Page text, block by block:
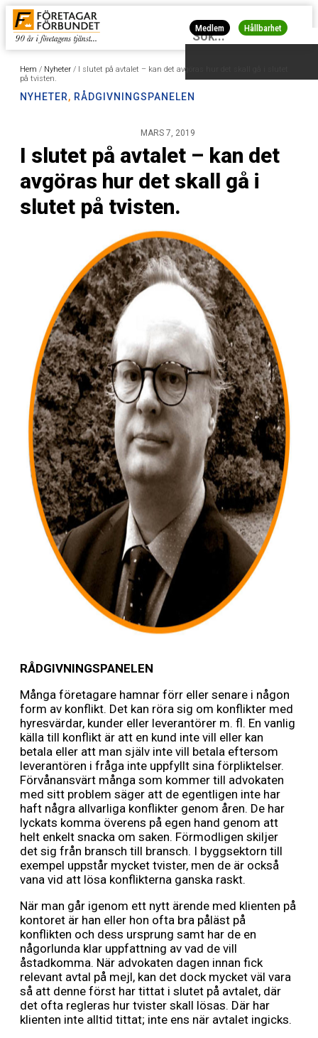
Medlem Hållbarhet
Hem / Nyheter /
I slutet på avtalet – kan det avgöras hur det skall gå i slutet
på tvisten.
NYHETER, RÅDGIVNINGSPANELEN
MARS 7, 2019
I slutet på avtalet – kan det
avgöras hur det skall gå i
slutet på tvisten.
RÅDGIVNINGSPANELEN
Många företagare hamnar förr eller senare i någon
form av konflikt. Det kan röra sig om konflikter med
hyresvärdar, kunder eller leverantörer m. fl. En vanlig
källa till konflikt är att en kund inte vill eller kan
betala eller att man själv inte vill betala eftersom
leverantören i fråga inte uppfyllt sina förpliktelser.
Förvånansvärt många som kommer till advokaten
med sitt problem säger att de egentligen inte har
haft några allvarliga konflikter genom åren. De har
lyckats komma överens på egen hand genom att
helt enkelt snacka om saken. Förmodligen skiljer
det sig från bransch till bransch. I byggsektorn till
exempel uppstår mycket tvister, men de är också
vana vid att lösa konflikterna ganska raskt.
När man går igenom ett nytt ärende med klienten på
kontoret är han eller hon ofta bra påläst på
konflikten och dess ursprung samt har de en
någorlunda klar uppfattning av vad de vill
åstadkomma. När advokaten dagen innan fick
relevant avtal på mejl, kan det dock mycket väl vara
så att denne först har tittat i slutet på avtalet, där
det ofta regleras hur tvister skall lösas. Där har
klienten inte alltid tittat; inte ens när avtalet ingicks.